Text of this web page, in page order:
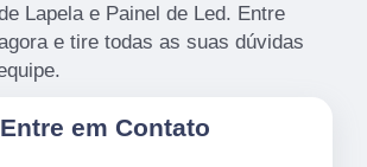
Lapela e Painel de Led. Entre
e tire todas as suas dúvidas
Entre em Contato